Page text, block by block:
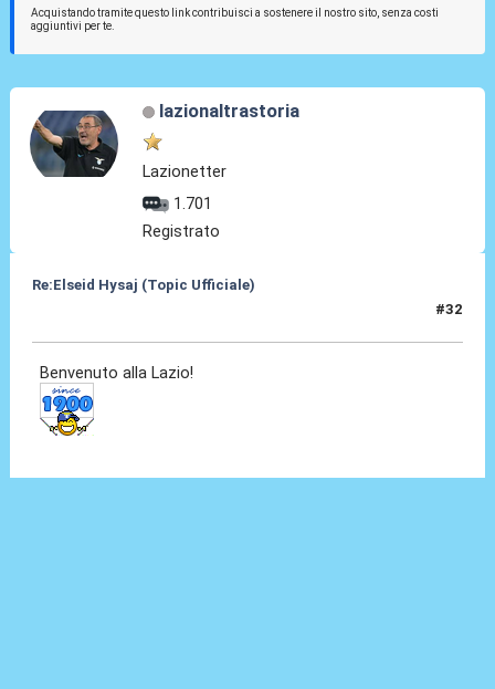
Acquistando tramite questo link contribuisci a sostenere il nostro sito, senza costi
aggiuntivi per te.
lazionaltrastoria
Lazionetter
1.701
Registrato
Re:Elseid Hysaj (Topic Ufficiale)
#32
Benvenuto alla Lazio!